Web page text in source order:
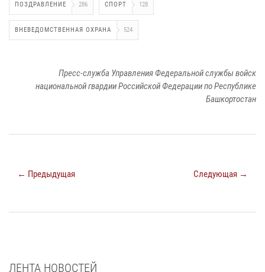
ПОЗДРАВЛЕНИЕ 286 СПОРТ 128
ВНЕВЕДОМСТВЕННАЯ ОХРАНА 524
Пресс-служба Управления Федеральной службы войск
национальной гвардии Российской Федерации по Республике
Башкортостан
← Предыдущая Следующая →
ЛЕНТА НОВОСТЕЙ